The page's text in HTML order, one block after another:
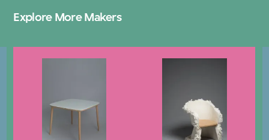
Explore More Makers